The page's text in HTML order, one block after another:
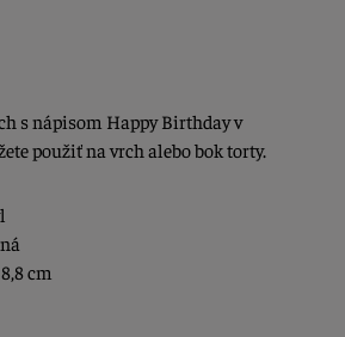
s nápisom Happy Birthday v
použiť na vrch alebo bok torty.
cm